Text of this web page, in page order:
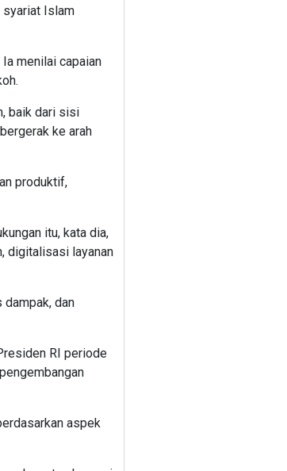
syariat Islam
menilai capaian
baik dari sisi
ke arah
produktif,
itu, kata dia,
digitalisasi layanan
dampak, dan
RI periode
aspek